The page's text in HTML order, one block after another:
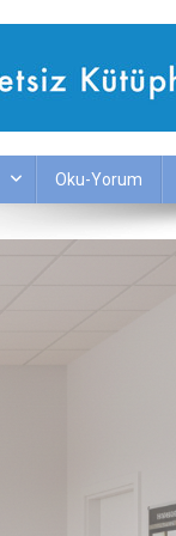
Oku-Yorum